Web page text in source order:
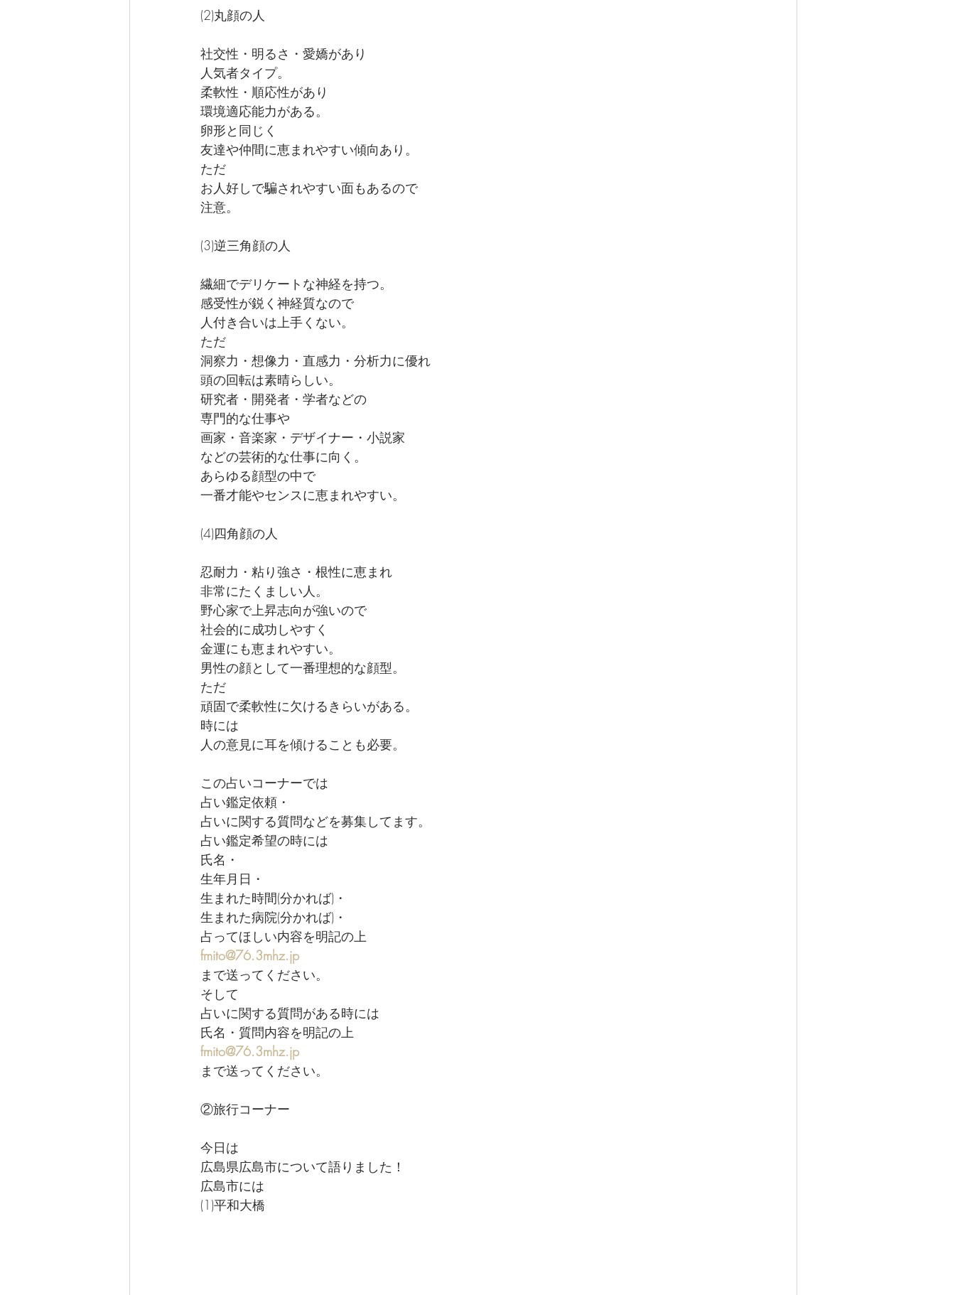
(2)丸顔の人
社交性・明るさ・愛嬌があり
人気者タイプ。
柔軟性・順応性があり
環境適応能力がある。
卵形と同じく
友達や仲間に恵まれやすい傾向あり。
ただ
お人好しで騙されやすい面もあるので
注意。
(3)逆三角顔の人
繊細でデリケートな神経を持つ。
感受性が鋭く神経質なので
人付き合いは上手くない。
ただ
洞察力・想像力・直感力・分析力に優れ
頭の回転は素晴らしい。
研究者・開発者・学者などの
専門的な仕事や
画家・音楽家・デザイナー・小説家
などの芸術的な仕事に向く。
あらゆる顔型の中で
一番才能やセンスに恵まれやすい。
(4)四角顔の人
忍耐力・粘り強さ・根性に恵まれ
非常にたくましい人。
野心家で上昇志向が強いので
社会的に成功しやすく
金運にも恵まれやすい。
男性の顔として一番理想的な顔型。
ただ
頑固で柔軟性に欠けるきらいがある。
時には
人の意見に耳を傾けることも必要。
この占いコーナーでは
占い鑑定依頼・
占いに関する質問などを募集してます。
占い鑑定希望の時には
氏名・
生年月日・
生まれた時間(分かれば)・
生まれた病院(分かれば)・
占ってほしい内容を明記の上
fmito@76.3mhz.jp
まで送ってください。
そして
占いに関する質問がある時には
氏名・質問内容を明記の上
fmito@76.3mhz.jp
まで送ってください。
②旅行コーナー
今日は
広島県広島市について語りました！
広島市には
(1)平和大橋